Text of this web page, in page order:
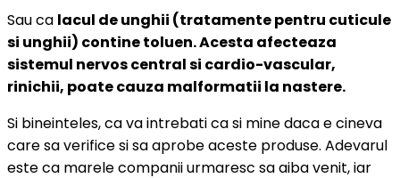
Sau ca lacul de unghii (tratamente pentru cuticule
si unghii) contine toluen. Acesta afecteaza
sistemul nervos central si cardio-vascular,
rinichii, poate cauza malformatii la nastere.
Si bineinteles, ca va intrebati ca si mine daca e cineva
care sa verifice si sa aprobe aceste produse. Adevarul
este ca marele companii urmaresc sa aiba venit, iar